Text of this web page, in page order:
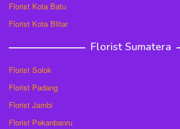
Florist Kota Batu
Florist Kota Blitar
Florist Sumatera
Florist Solok
Florist Padang
Florist Jambi
Florist Pekanbanru